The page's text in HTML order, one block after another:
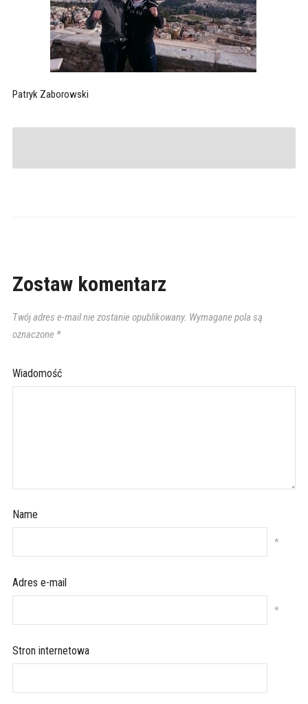
Patryk Zaborowski
Zostaw komentarz
Twój adres e-mail nie zostanie opublikowany. Wymagane pola są
oznaczone *
Wiadomość
Name
*
Adres e-mail
*
Stron internetowa